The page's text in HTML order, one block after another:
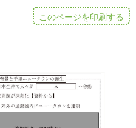
このページを印刷する